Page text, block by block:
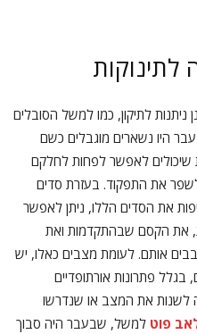
לתינוקות
ניתנות לתיקון, כמו למשל הסובלים
היו נשארים מוגבלים כשם
שיכולים לאפשר לפחות לחלקם
את התפקוד. בעזרת סדים
את הסדים הללו, ניתן לאפשר
את הקסם שבהתקדמות ואת
אותם. לעומת מצבים כאלו, יש
פתרונות אורתופדיים
לשנות את המצב או שנדרשו
פוט למשל, שבעבר היה סבוך